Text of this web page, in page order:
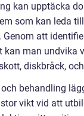
kan upptäcka
som kan leda
att
kan man undvika
diskbråck,
behandling
vikt vid att